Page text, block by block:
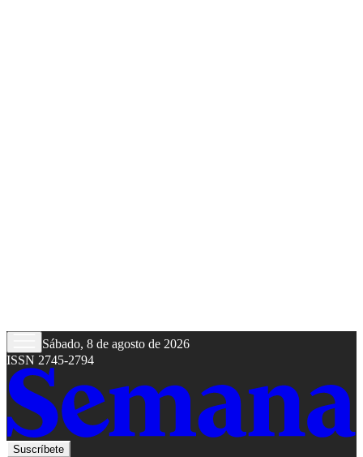
Sábado, 8 de agosto de 2026
ISSN 2745-2794
Suscríbete